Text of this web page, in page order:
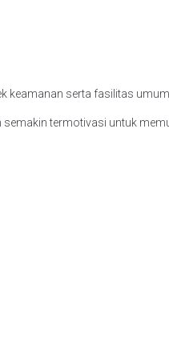
keamanan serta fasilitas
termotivasi untuk